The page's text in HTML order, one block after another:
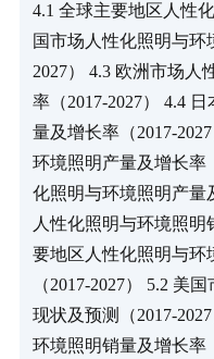
4.1 全球主要地区人性
国市场人性化照明与环
2027） 4.3 欧洲市场人
率（2017-2027） 4.4
量及增长率（2017-
环境照明产量及增长率
化照明与环境照明产量
人性化照明与环境照明
要地区人性化照明与环
（2017-2027） 5.2 美
现状及预测（2017-
环境照明销量及增长率